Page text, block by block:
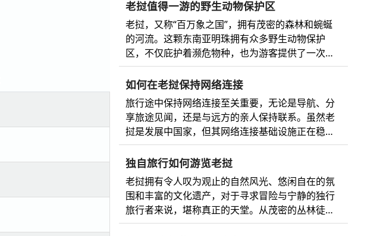
好了最全面的老挝电子签证指南，以及必看的邻国
及其完整、即时、最安全、最快捷的在线电子签证
申请流程。 所以，无论您是梦想着琅勃拉邦的瀑布
美景，还是想在湄公河上欣赏日落，您都将清楚地
了解所需的文件以及如何申请老挝电子签证和前往
甸。需要立即办理电子签证吗？这里是为临时出行
的旅客提供的终极签证解决方案。还在等什么？快
来看看吧！ 关于老挝精致迷人的旅游目的地 老挝
是东南亚一个令人惊叹的旅游胜地，以其迷人的美
景、神秘的寺庙、宁静的风景和丰富的文化底蕴而
闻名于世。 不仅如此，老挝还能为冒险爱好...
老挝值得一游的野生动物保护区
老挝，又称“百万象之国”，拥有茂密的森林和蜿蜒
的河流。这颗东南亚明珠拥有众多野生动物保护
区，不仅庇护着濒危物种，也为游客提供了一次难
得的机会，让他们能够近距离亲近大自然。 老挝野
生动物保护区简介 老挝是东南亚的一个内陆国家，
以其丰富多样的自然美景而闻名。其广袤的森林、
湿地和山脉庇护着种类繁多的野生动物，包括索拉
羚、亚洲黑熊和云豹等珍稀濒危物种。 老挝的野生
动物保护区不仅是这些物种的安全庇护所，而且在
作用。这些保护区让游客能够亲身感受大自然，从
徒步穿越茂密的丛林到观赏珍奇鸟类，再到探索宁
静的河流和湿地。 对于喜欢冒险、追求宁静或热爱
自然的人来说，老挝的野生动物保护区提供了难忘
的体验，同时支持可持续旅游和环境保护。 为什么
如何在老挝保持网络连接
旅行途中保持网络连接至关重要，无论是导航、分
享旅途见闻，还是与远方的亲人保持联系。虽然老
挝是发展中国家，但其网络连接基础设施正在稳步
改善。 老挝的移动网络 老挝移动运营商的市场份
额、网络分布和覆盖范围如下： 电信运营商 市场份
额 网络覆盖范围 技术 优势 老挝联合酒店 51% 覆盖
范围最广，包括城市和偏远地区。 4G、5G 最佳农
村网络覆盖，老挝首家 5G 服务提供商，高速互联
网。 老挝电信 34% 覆盖老挝全境，包括农村地区。
独自旅行如何游览老挝
老挝拥有令人叹为观止的自然风光、悠闲自在的氛
围和丰富的文化遗产，对于寻求冒险与宁静的独行
旅行者来说，堪称真正的天堂。从茂密的丛林徒
步，到湄公河上的游轮之旅，再到深入体验佛教传